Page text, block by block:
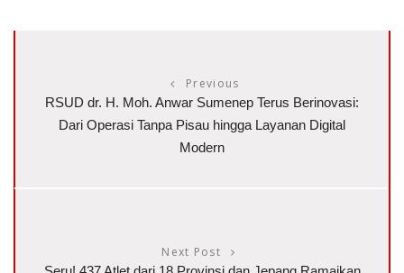
Previous
RSUD dr. H. Moh. Anwar Sumenep Terus Berinovasi:
Dari Operasi Tanpa Pisau hingga Layanan Digital
Modern
Next Post